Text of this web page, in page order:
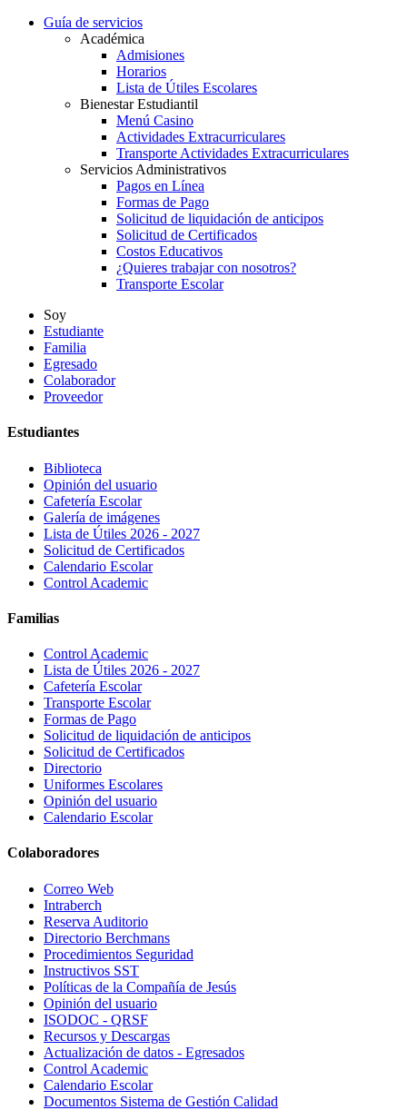
Guía de servicios
Académica
Admisiones
Horarios
Lista de Útiles Escolares
Bienestar Estudiantil
Menú Casino
Actividades Extracurriculares
Transporte Actividades Extracurriculares
Servicios Administrativos
Pagos en Línea
Formas de Pago
Solicitud de liquidación de anticipos
Solicitud de Certificados
Costos Educativos
¿Quieres trabajar con nosotros?
Transporte Escolar
Soy
Estudiante
Familia
Egresado
Colaborador
Proveedor
Estudiantes
Biblioteca
Opinión del usuario
Cafetería Escolar
Galería de imágenes
Lista de Útiles 2026 - 2027
Solicitud de Certificados
Calendario Escolar
Control Academic
Familias
Control Academic
Lista de Útiles 2026 - 2027
Cafetería Escolar
Transporte Escolar
Formas de Pago
Solicitud de liquidación de anticipos
Solicitud de Certificados
Directorio
Uniformes Escolares
Opinión del usuario
Calendario Escolar
Colaboradores
Correo Web
Intraberch
Reserva Auditorio
Directorio Berchmans
Procedimientos Seguridad
Instructivos SST
Políticas de la Compañía de Jesús
Opinión del usuario
ISODOC - QRSF
Recursos y Descargas
Actualización de datos - Egresados
Control Academic
Calendario Escolar
Documentos Sistema de Gestión Calidad